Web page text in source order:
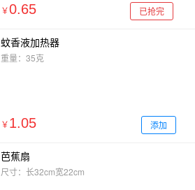
￥0.65 已抢完
蚊香液加热器
重量：35克
￥ 1.05 添加
芭蕉扇
尺寸：长32cm宽22cm